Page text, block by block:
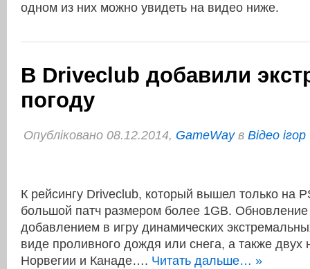
одном из них можно увидеть на видео ниже.
В Driveclub добавили
погоду
Опубліковано 08.12.2014, GameWayв Відео ігор
К рейсингу Driveclub, который вышел только на
большой патч размером более 1GB. Обновление
добавлением в игру динамических
виде проливного дождя или снега, а также двух
Норвегии и Канаде…. Читать дальше… »